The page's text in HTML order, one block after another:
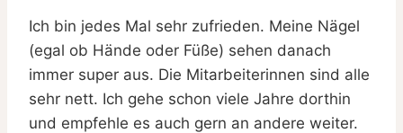
Ich bin jedes Mal sehr zufrieden. Meine Nägel
(egal ob Hände oder Füße) sehen danach
immer super aus. Die Mitarbeiterinnen sind alle
sehr nett. Ich gehe schon viele Jahre dorthin
und empfehle es auch gern an andere weiter.